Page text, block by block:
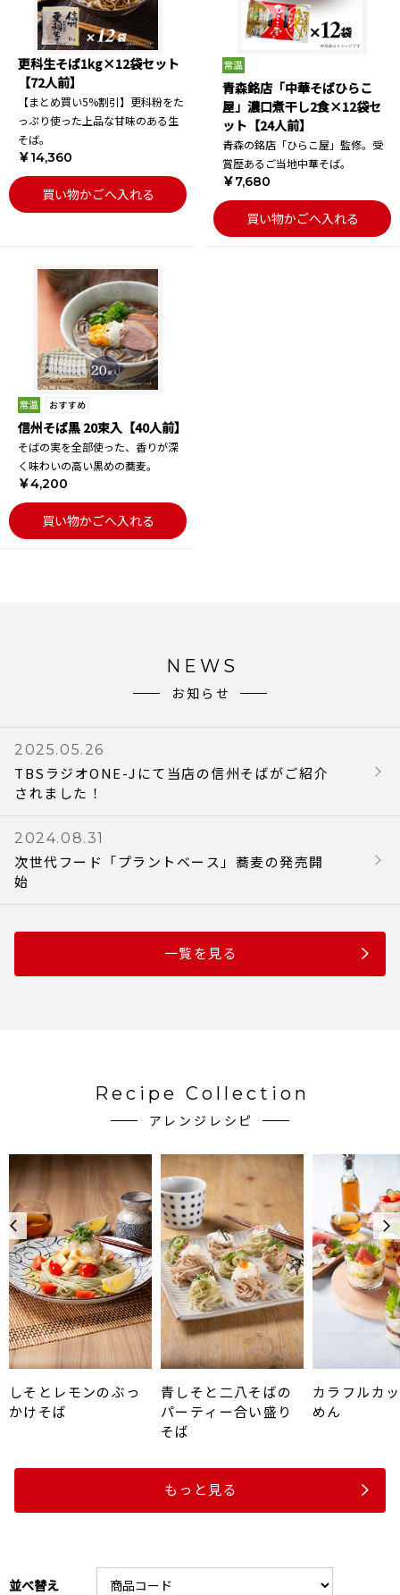
更科生そば1kg×12袋セット
【72人前】
【まとめ買い5%割引】更科粉をた
っぷり使った上品な甘味のある生
そば。
￥14,360
買い物かごへ入れる
青森銘店「中華そばひらこ
屋」濃口煮干し2食×12袋セ
ット【24人前】
青森の銘店「ひらこ屋」監修。受
賞歴あるご当地中華そば。
￥7,680
買い物かごへ入れる
信州そば黒 20束入【40人前】
そばの実を全部使った、香りが深
く味わいの高い黒めの蕎麦。
￥4,200
買い物かごへ入れる
NEWS
お知らせ
2025.05.26
TBSラジオONE-Jにて当店の信州そばがご紹介
されました！
2024.08.31
次世代フード「プラントベース」蕎麦の発売開
始
一覧を見る
Recipe Collection
アレンジレシピ
しそとレモンのぶっ
かけそば
青しそと二八そばの
パーティー合い盛り
そば
カラフルカ
めん
もっと見る
並べ替え